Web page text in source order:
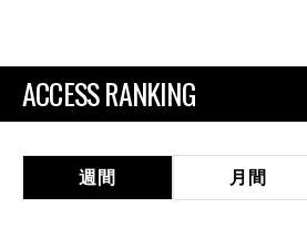
ACCESS RANKING
週間 月間